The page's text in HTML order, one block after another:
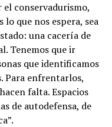
el conservadurismo,
lo que nos espera, sea
una cacería de
Tenemos que ir
que identificamos
Para enfrentarlos,
falta. Espacios
de autodefensa, de